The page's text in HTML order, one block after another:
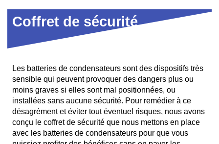
Coffret de sécurité
Les batteries de condensateurs sont des dispositifs très
sensible qui peuvent provoquer des dangers plus ou
moins graves si elles sont mal positionnées, ou
installées sans aucune sécurité. Pour remédier à ce
désagrément et éviter tout éventuel risques, nous avons
conçu le coffret de sécurité que nous mettons en place
avec les batteries de condensateurs pour que vous